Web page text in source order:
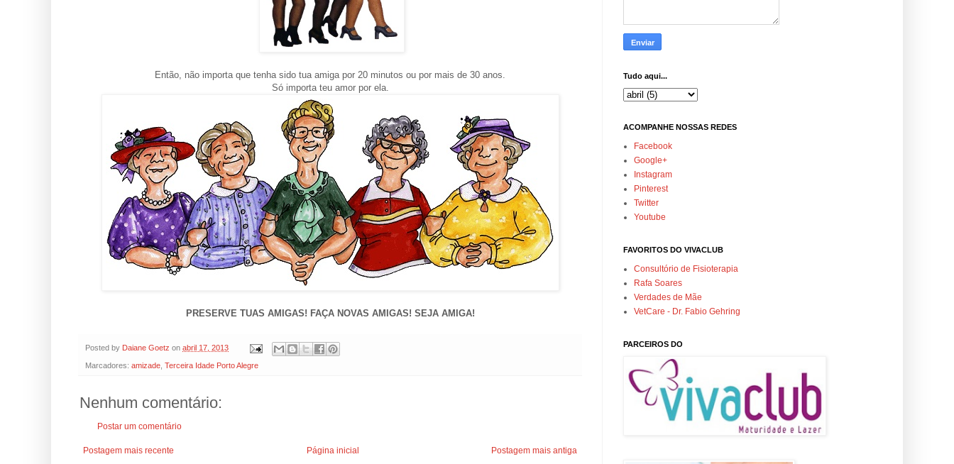
Então, não importa que tenha sido tua amiga por 20 minutos ou por mais de 30 anos.
Só importa teu amor por ela.
PRESERVE TUAS AMIGAS! FAÇA NOVAS AMIGAS! SEJA AMIGA!
Posted by Daiane Goetz on abril 17, 2013
Marcadores: amizade Terceira Idade Porto Alegre
Nenhum comentário:
Postar um comentário
Postagem mais recente Postagem mais antiga
Página inicial
Tudo aqui...
ACOMPANHE NOSSAS REDES
Facebook
Google+
Instagram
Pinterest
Twitter
Youtube
FAVORITOS DO VIVACLUB
Consultório de Fisioterapia
Rafa Soares
Verdades de Mãe
VetCare - Dr. Fabio Gehring
PARCEIROS DO